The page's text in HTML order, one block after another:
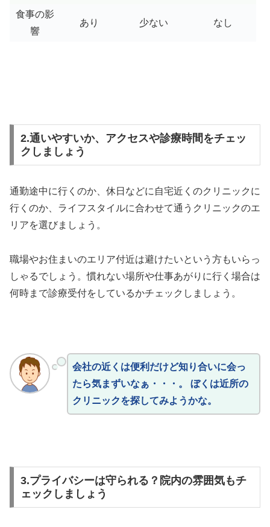
食事の影
響
あり 少ない なし
2.通いやすいか、アクセスや診療時間をチェッ
クしましょう
通勤途中に行くのか、休日などに自宅近くのクリニックに
行くのか、ライフスタイルに合わせて通うクリニックのエ
リアを選びましょう。
職場やお住まいのエリア付近は避けたいという方もいらっ
しゃるでしょう。慣れない場所や仕事あがりに行く場合は
何時まで診療受付をしているかチェックしましょう。
会社の近くは便利だけど知り合いに会っ
たら気まずいなぁ・・・。 ぼくは近所の
クリニックを探してみようかな。
3.プライバシーは守られる？院内の雰囲気もチ
ェックしましょう